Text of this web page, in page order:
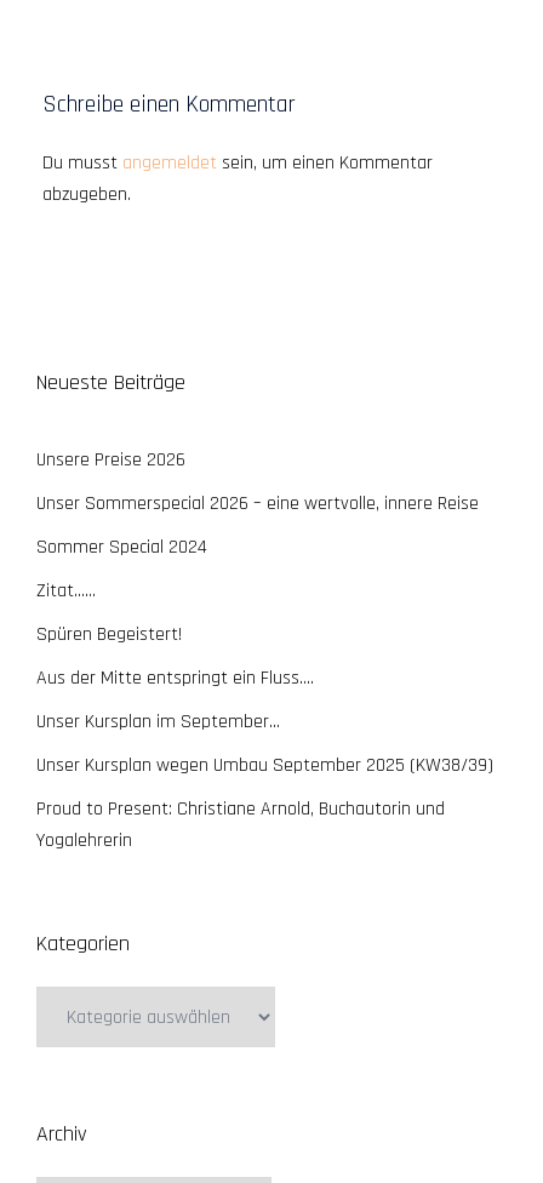
Schreibe einen Kommentar
Du musst angemeldetsein, um einen Kommentar
abzugeben.
Neueste Beiträge
Unsere Preise 2026
Unser Sommerspecial 2026 – eine wertvolle, innere Reise
Sommer Special 2024
Zitat……
Spüren Begeistert!
Aus der Mitte entspringt ein Fluss….
Unser Kursplan im September…
Unser Kursplan wegen Umbau September 2025 (KW38/39)
Proud to Present: Christiane Arnold, Buchautorin und
Yogalehrerin
Kategorien
Archiv